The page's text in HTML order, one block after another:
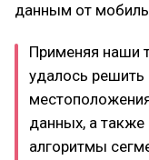
данным от
Применяя наши
удалось решить
данных, а также
алгоритмы